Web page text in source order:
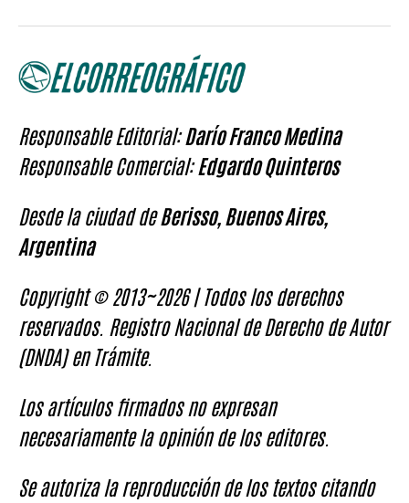
Responsable Editorial:Darío Franco Medina
Responsable Comercial:Edgardo Quinteros
Desde la ciudad deBerisso, Buenos Aires,
Argentina
Copyright © 2013~2026 | Todos los derechos
reservados. Registro Nacional de Derecho de Autor
(DNDA) en Trámite.
Los artículos firmados no expresan
necesariamente la opinión de los editores.
Se autoriza la reproducción de los textos citando